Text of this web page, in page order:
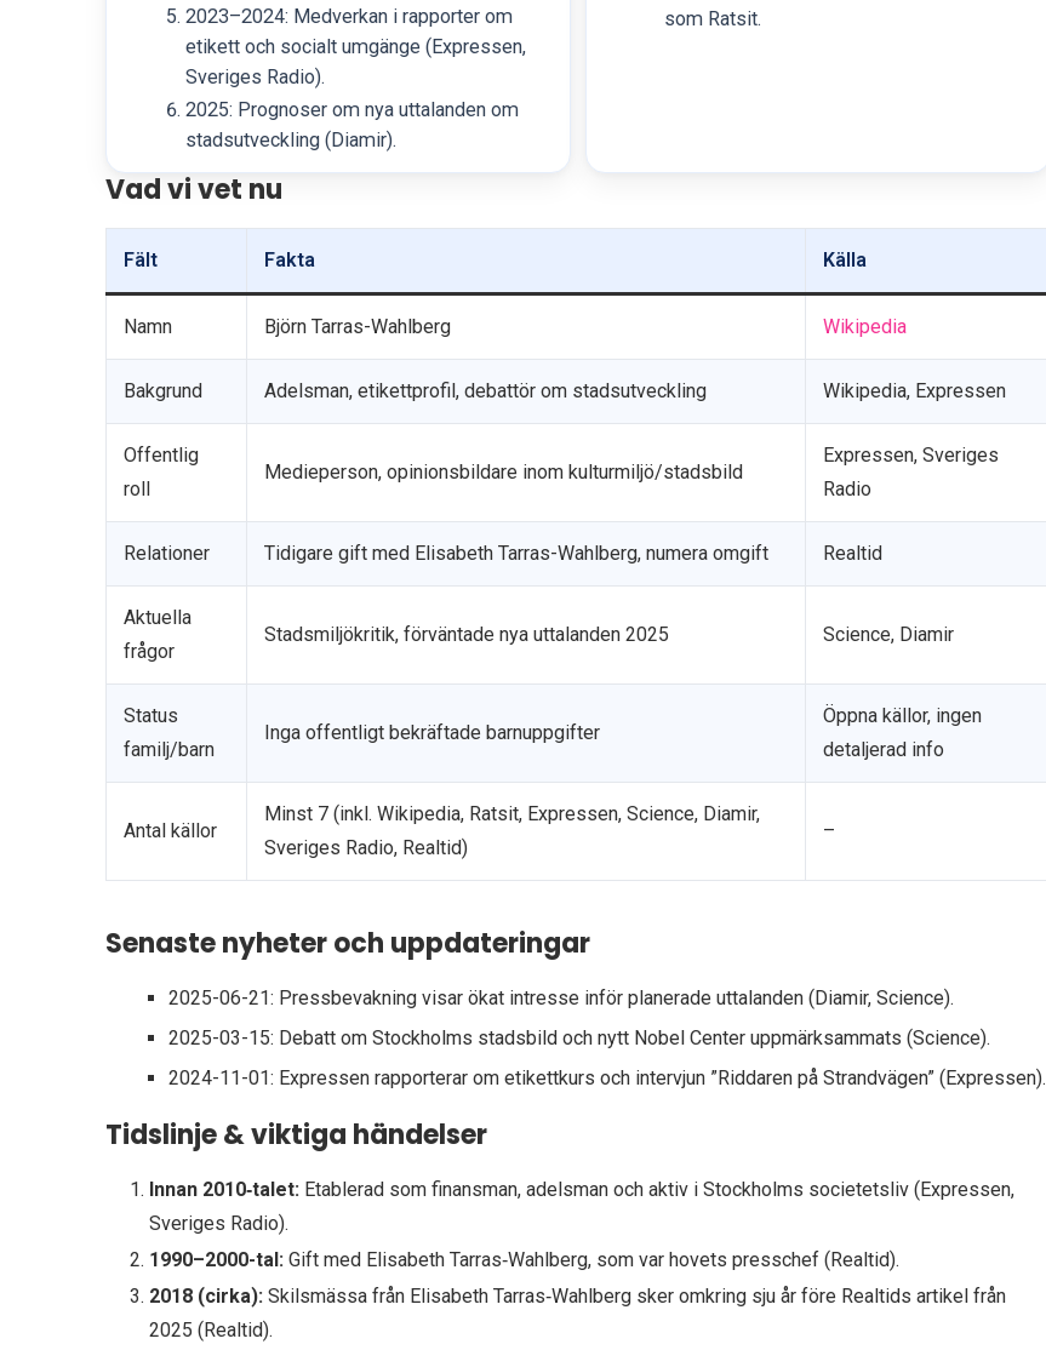
2023–2024: Medverkan i rapporter om
etikett och socialt umgänge (Expressen,
Sveriges Radio).
2025: Prognoser om nya uttalanden om
stadsutveckling (Diamir).
som Ratsit.
Vad vi vet nu
Fält Fakta Källa
Namn Björn Tarras-Wahlberg Wikipedia
Bakgrund Adelsman, etikettprofil, debattör om stadsutveckling Wikipedia, Expressen
Offentlig
roll
Medieperson, opinionsbildare inom kulturmiljö/stadsbild
Expressen, Sveriges
Radio
Relationer Tidigare gift med Elisabeth Tarras-Wahlberg, numera omgift Realtid
Aktuella
frågor
Stadsmiljökritik, förväntade nya uttalanden 2025 Science, Diamir
Status
familj/barn
Inga offentligt bekräftade barnuppgifter
Öppna källor, ingen
detaljerad info
Antal källor
Minst 7 (inkl. Wikipedia, Ratsit, Expressen, Science, Diamir,
Sveriges Radio, Realtid)
–
Senaste nyheter och uppdateringar
2025-06-21: Pressbevakning visar ökat intresse inför planerade uttalanden (Diamir, Science).
2025-03-15: Debatt om Stockholms stadsbild och nytt Nobel Center uppmärksammats (Science).
2024-11-01: Expressen rapporterar om etikettkurs och intervjun ”Riddaren på Strandvägen” (Expressen).
Tidslinje & viktiga händelser
Innan 2010‑talet: Etablerad som finansman, adelsman och aktiv i Stockholms societetsliv (Expressen,
Sveriges Radio).
1990–2000-tal: Gift med Elisabeth Tarras‑Wahlberg, som var hovets presschef (Realtid).
2018 (cirka): Skilsmässa från Elisabeth Tarras‑Wahlberg sker omkring sju år före Realtids artikel från
2025 (Realtid).